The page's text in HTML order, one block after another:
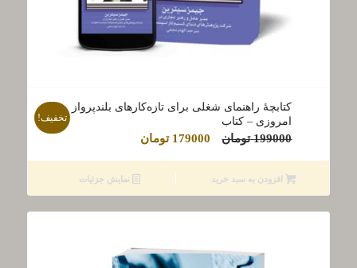
کتابچۀ راهنمای شغلی برای تازه‌کار‌های بلند‌پرواز
امروزی – کتاب
199000 تومان
قیمت
199000 تومان
بود.
179000 تومانقیمت
179000 تومان
است.
تخفیف!
افزودن به سبد خرید نمایش جزئیات